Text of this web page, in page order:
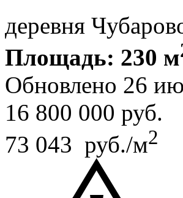
деревня
Площадь: 230 м
Обновлено 26
16 800 000 руб.
73 043 руб./м2